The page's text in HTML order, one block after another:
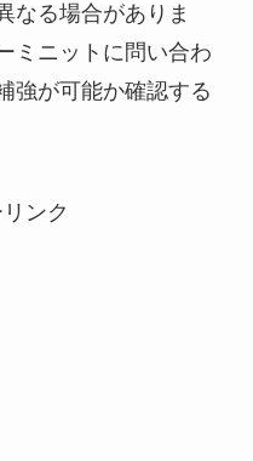
なる場合がありま
ミニットに問い合わ
強が可能か確認する
ンク